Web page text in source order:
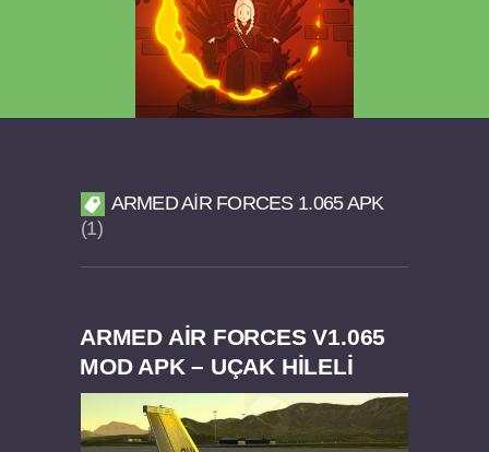
Dream Road Multiplayer v1.4.2 PARA HİLELİ
APK
Felix the Reaper v1.25 FULL APK
ARMED AIR FORCES 1.065 APK
1
ARMED AIR FORCES V1.065
MOD APK – UÇAK HİLELİ